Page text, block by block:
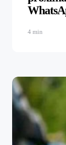
4 min